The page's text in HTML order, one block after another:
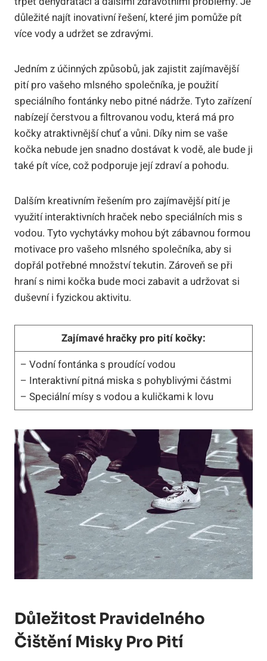
důležité najít inovativní řešení, které jim pomůže pít
více vody a udržet se zdravými.
Jedním z účinných způsobů, jak zajistit zajímavější
pití pro vašeho mlsného společníka, je použití
speciálního fontánky nebo pitné nádrže. Tyto zařízení
nabízejí čerstvou a filtrovanou vodu, která má pro
kočky atraktivnější chuť a vůni. Díky nim se vaše
kočka nebude jen snadno dostávat k vodě, ale bude ji
také pít více, což podporuje její zdraví a pohodu.
Dalším kreativním řešením pro zajímavější pití je
využití interaktivních hraček nebo speciálních mis s
vodou. Tyto vychytávky mohou být zábavnou formou
motivace pro vašeho mlsného společníka, aby si
dopřál potřebné množství tekutin. Zároveň se při
hraní s nimi kočka bude moci zabavit a udržovat si
duševní i fyzickou aktivitu.
Zajímavé hračky pro pití kočky:
– Vodní fontánka s proudící vodou
– Interaktivní pitná miska s pohyblivými částmi
– Speciální mísy s vodou a kuličkami k lovu
Důležitost Pravidelného
Čištění Misky Pro Pití